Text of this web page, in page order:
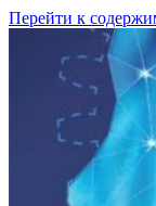
Перейти к